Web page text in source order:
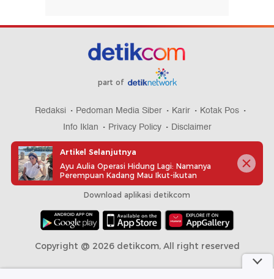
part of
Redaksi Pedoman Media Siber Karir
Kotak Pos
Info Iklan
Privacy Policy Disclaimer
Download aplikasi detikcom
Copyright @ 2026 detikcom, All right reserved
Artikel Selanjutnya
Ayu Aulia Operasi Hidung Lagi: Namanya
Perempuan Kadang Mau Ikut-ikutan